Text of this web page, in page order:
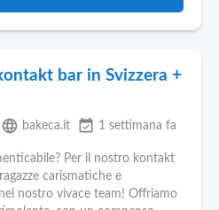
bar in Svizzera +
language bakeca.it event_available 1 settimana fa
Per il nostro kontakt
carismatiche e
nostro vivace team! Offriamo